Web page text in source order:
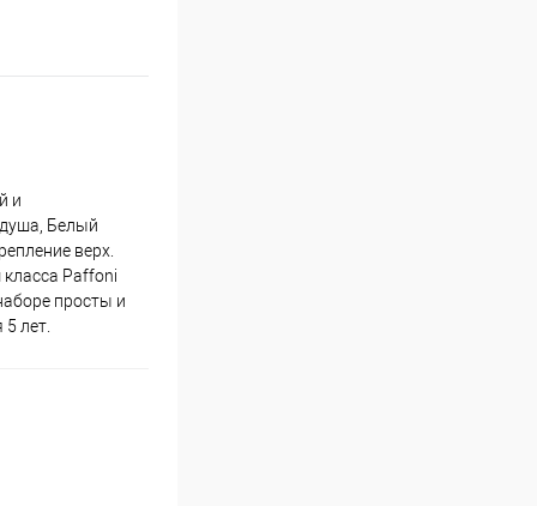
и
Белый
верх.
Paffoni
просты и
лет.